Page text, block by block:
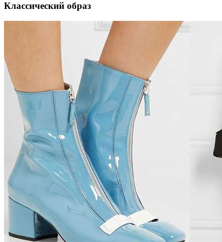
Классический образ